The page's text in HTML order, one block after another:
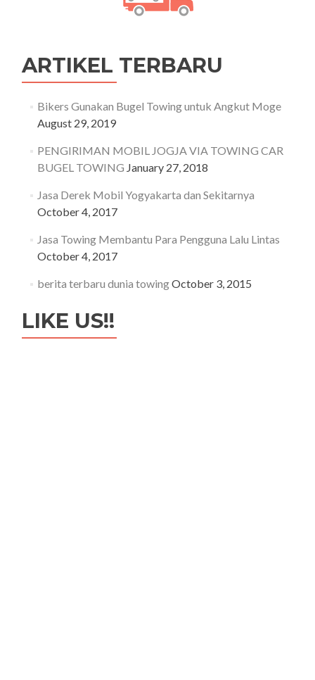
ARTIKEL TERBARU
Bikers Gunakan Bugel Towing untuk Angkut Moge
August 29, 2019
PENGIRIMAN MOBIL JOGJA VIA TOWING CAR
BUGEL TOWING January 27, 2018
Jasa Derek Mobil Yogyakarta dan Sekitarnya
October 4, 2017
Jasa Towing Membantu Para Pengguna Lalu Lintas
October 4, 2017
berita terbaru dunia towingOctober 3, 2015
LIKE US!!